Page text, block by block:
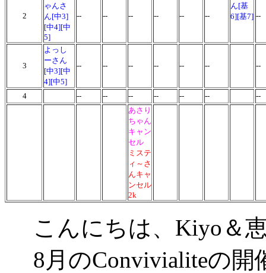
2
ゃんさ
ん[中3]
[中4][中
5]
-- -- -- -- -- --
ん[基
6][基7]
3
よっし
ーさん
[中3][中
4][中5]
-- -- -- -- -- -- --
4 -- -- -- -- -- --
--
あさり
ちゃん
キャン
セル
ミステ
ィ～さ
んキャ
ンセル
2k
こんにちは、Kiyo＆
8月のConvivialiteの